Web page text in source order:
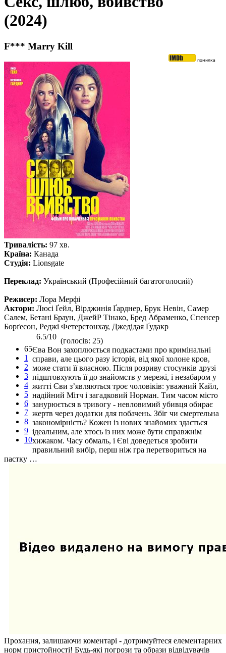
(2024)
F*** Marry Kill
Тривалість: 97 хв.
Країна: Канада
Студія: Lionsgate
Переклад: Український (Професійний багатоголосий)
Режисер: Лора Мерфі
Актори: Люсі Ґейл, Вірджинія Ґарднер, Брук Невін, Самер
Салем, Бетані Браун, ДжейР Тінако, Бред Абраменко, Спенсер
Борґесон, Реджі Фетерстонхау, Джедідая Ґудакр
65
1
2
3
4
5
6
7
8
9
10
6.5/10 (голосів: 25)
Єва Вон захоплюється подкастами про кримінальні
справи, але цього разу історія, від якої холоне кров,
може стати її власною. Після розриву стосунків друзі
підштовхують її до знайомств у мережі, і незабаром у
житті Єви з’являються троє чоловіків: уважний Кайл,
надійний Мітч і загадковий Норман. Тим часом місто
занурюється в тривогу - невловимий убивця обирає
жертв через додатки для побачень. Збіг чи смертельна
закономірність? Кожен із нових знайомих здається
ідеальним, але хтось із них може бути справжнім
хижаком. Часу обмаль, і Єві доведеться зробити
правильний вибір, перш ніж гра перетвориться на
пастку …
Прохання, залишаючи коментарі - дотримуйтеся елементарних
норм пристойності! Будь-які погрози та образи відвідувачів